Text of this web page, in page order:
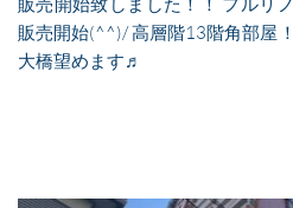
販売開始(^^)/ 高層階13階角部屋
大橋望めます♬